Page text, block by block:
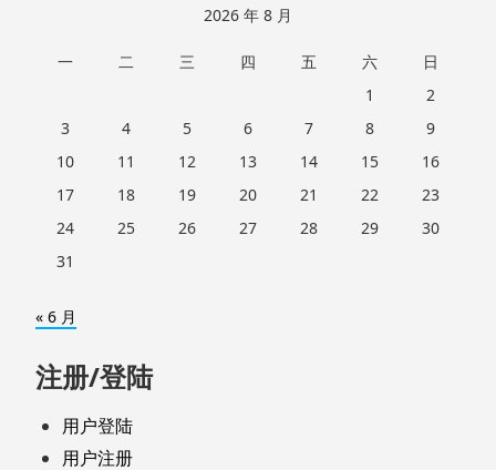
2026 年 8 月
一 二 三 四 五 六
日
1
2
3
4 5 6 7 8
9
10
11 12 13 14 15
16
17
18 19 20 21 22
23
24
25 26 27 28 29
30
31
« 6 月
注册/登陆
用户登陆
用户注册